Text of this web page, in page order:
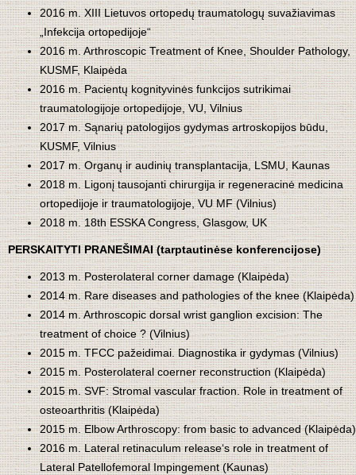
2016 m. XIII Lietuvos ortopedų traumatologų suvažiavimas
„Infekcija ortopedijoje“
2016 m. Arthroscopic Treatment of Knee, Shoulder Pathology,
KUSMF, Klaipėda
2016 m. Pacientų kognityvinės funkcijos sutrikimai
traumatologijoje ortopedijoje, VU, Vilnius
2017 m. Sąnarių patologijos gydymas artroskopijos būdu,
KUSMF, Vilnius
2017 m. Organų ir audinių transplantacija, LSMU, Kaunas
2018 m. Ligonį tausojanti chirurgija ir regeneracinė medicina
ortopedijoje ir traumatologijoje, VU MF (Vilnius)
2018 m. 18th ESSKA Congress, Glasgow, UK
PERSKAITYTI PRANEŠIMAI (tarptautinėse konferencijose)
2013 m. Posterolateral corner damage (Klaipėda)
2014 m. Rare diseases and pathologies of the knee (Klaipėda)
2014 m. Arthroscopic dorsal wrist ganglion excision: The
treatment of choice ? (Vilnius)
2015 m. TFCC pažeidimai. Diagnostika ir gydymas (Vilnius)
2015 m. Posterolateral coerner reconstruction (Klaipėda)
2015 m. SVF: Stromal vascular fraction. Role in treatment of
osteoarthritis (Klaipėda)
2015 m. Elbow Arthroscopy: from basic to advanced (Klaipėda)
2016 m. Lateral retinaculum release‘s role in treatment of
Lateral Patellofemoral Impingement (Kaunas)